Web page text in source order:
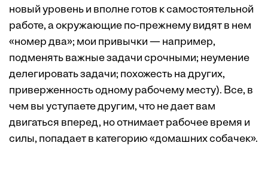
новый уровень и вполне готов к самостоятельной
работе, а окружающие по-прежнему видят в нем
«номер два»; мои привычки — например,
подменять важные задачи срочными; неумение
делегировать задачи; похожесть на других,
приверженность одному рабочему месту). Все, в
чем вы уступаете другим, что не дает вам
двигаться вперед, но отнимает рабочее время и
силы, попадает в категорию «домашних собачек».